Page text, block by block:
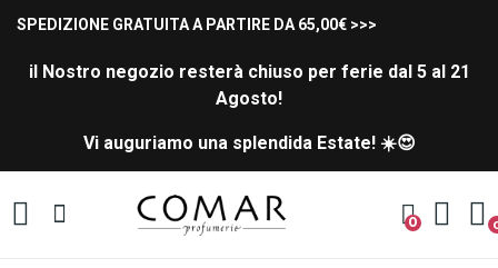
SPEDIZIONE GRATUITA A PARTIRE DA 65,00€ >>>
il Nostro negozio resterà chiuso per ferie dal 5 al 21
Agosto!
Vi auguriamo una splendida Estate! ☀️😍
0